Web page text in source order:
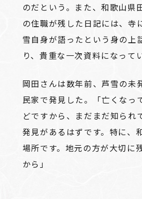
のだという。また、和歌山県
の住職が残した日記には、寺
雪自身が語ったという身の上
り、貴重な一次資料になって
岡田さんは数年前、芦雪の未
民家で発見した。「亡くなっ
どですから、まだまだ知られ
発見があるはずです。特に、
場所です。地元の方が大切に
から」